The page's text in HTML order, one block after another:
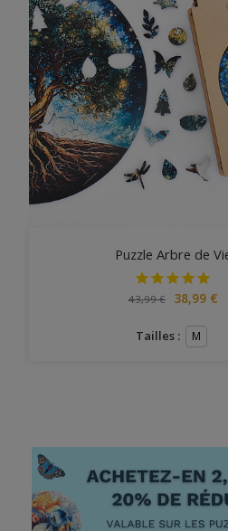
Puzzle Arbre de
43,99€ 38,99 €
Tailles : M